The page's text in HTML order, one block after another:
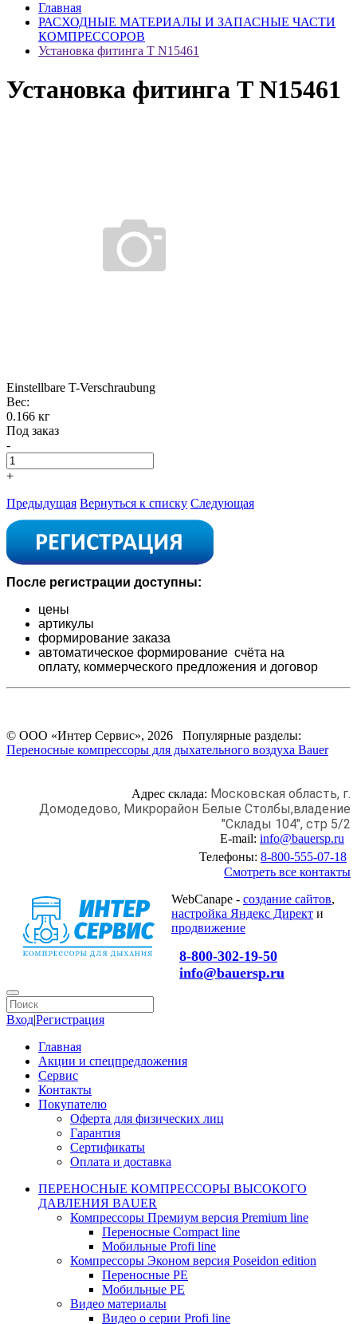
Главная
РАСХОДНЫЕ МАТЕРИАЛЫ И ЗАПАСНЫЕ ЧАСТИ
КОМПРЕССОРОВ
Установка фитинга T N15461
Установка фитинга T N15461
Einstellbare T-Verschraubung
Вес:
0.166 кг
Под заказ
-
+
Предыдущая Вернуться к списку Следующая
После регистрации доступны:
цены
артикулы
формирование заказа
автоматическое формирование счёта на
оплату, коммерческого предложения и договор
© ООО «Интер Сервис», 2026 Популярные разделы:
Переносные компрессоры для дыхательного воздуха Bauer
Адрес склада: Московская область, г.
Домодедово, Микрорайон Белые Столбы,владение
"Склады 104", стр 5/2
E-mail: info@bauersp.ru
Телефоны: 8-800-555-07-18
Смотреть все контакты
WebCanape - создание сайтов,
настройка Яндекс Директ и
продвижение
8-800-302-19-50
info@bauersp.ru
Вход|Регистрация
Главная
Акции и спецпредложения
Сервис
Контакты
Покупателю
Оферта для физических лиц
Гарантия
Сертификаты
Оплата и доставка
ПЕРЕНОСНЫЕ КОМПРЕССОРЫ ВЫСОКОГО
ДАВЛЕНИЯ BAUER
Компрессоры Премиум версия Premium line
Переносные Compact line
Мобильные Profi line
Компрессоры Эконом версия Poseidon edition
Переносные PE
Мобильные PE
Видео материалы
Видео о серии Profi line